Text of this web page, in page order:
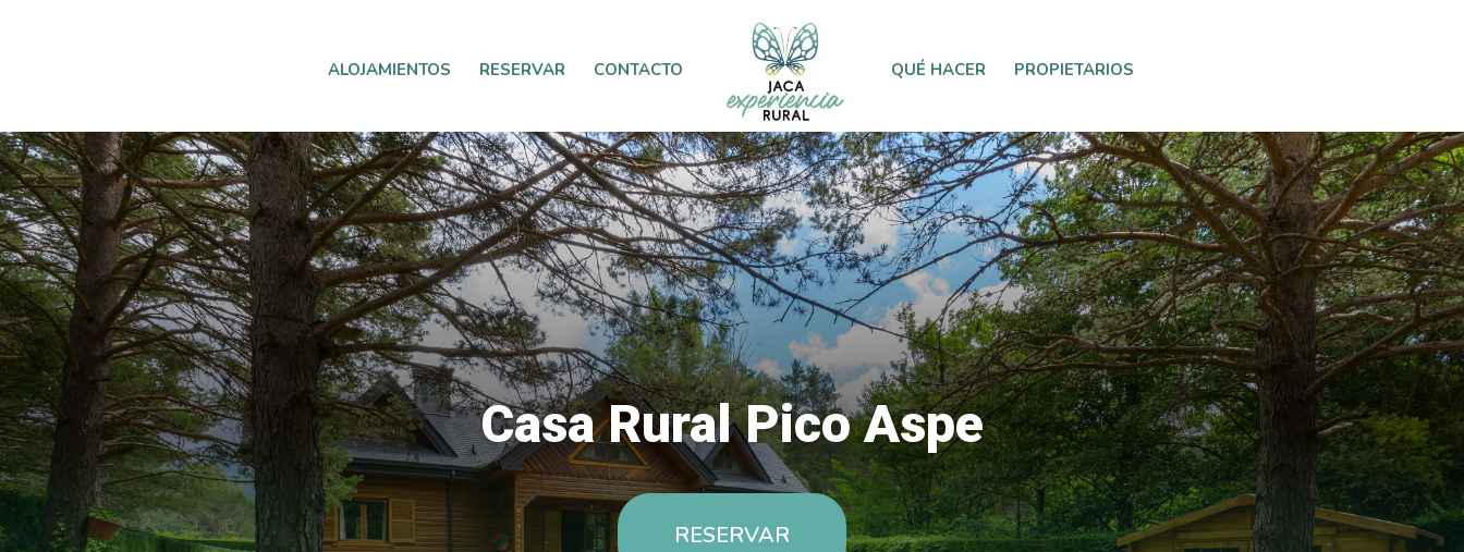
ALOJAMIENTOS RESERVAR CONTACTO QUÉ HACER PROPIETARIOS
Casa Rural Pico Aspe
RESERVAR